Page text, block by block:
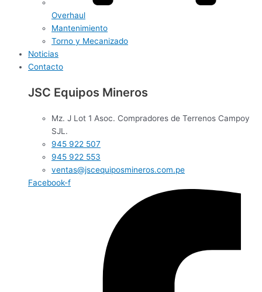
Overhaul
Mantenimiento
Torno y Mecanizado
Noticias
Contacto
JSC Equipos Mineros
Mz. J Lot 1 Asoc. Compradores de Terrenos Campoy
SJL.
945 922 507
945 922 553
ventas@jscequiposmineros.com.pe
Facebook-f